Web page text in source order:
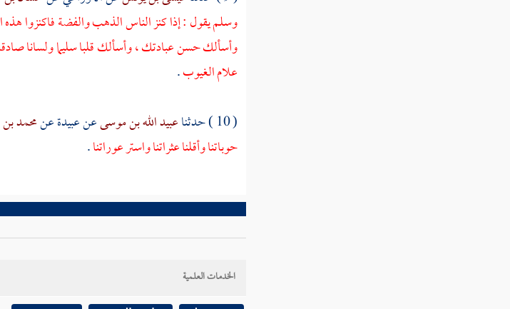
وسلم يقول : إذا كنز الناس الذهب والفضة فاكنزوا
وأسألك حسن عبادتك ، وأسألك قلبا سليما ولسانا
علام الغيوب.
( 10 ) حدثنا
عبيد الله بن موسىعنعبيدةعنمحمد
حوباتنا وأقلنا عثراتنا واستر عوراتنا.
الخدمات العلمية